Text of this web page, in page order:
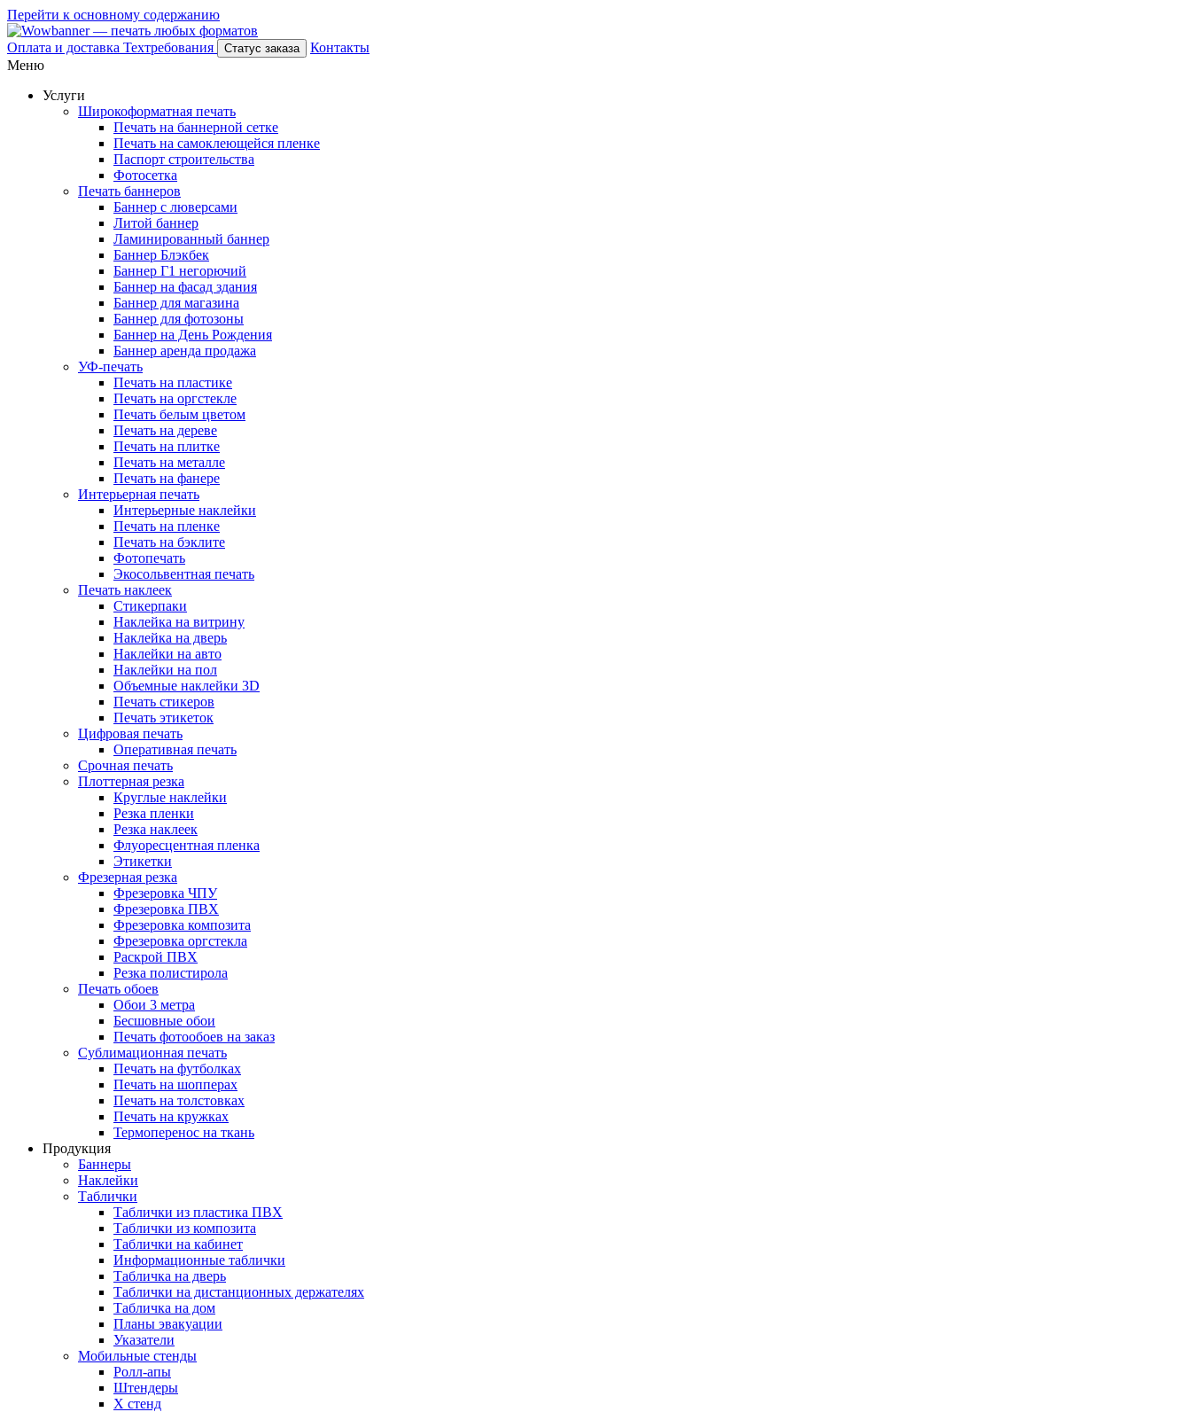
Перейти к основному содержанию
Оплата и доставка Техтребования Статус заказа
Контакты
Меню
Услуги
Широкоформатная печать
Печать на баннерной сетке
Печать на самоклеющейся пленке
Паспорт строительства
Фотосетка
Печать баннеров
Баннер с люверсами
Литой баннер
Ламинированный баннер
Баннер Блэкбек
Баннер Г1 негорючий
Баннер на фасад здания
Баннер для магазина
Баннер для фотозоны
Баннер на День Рождения
Баннер аренда продажа
УФ-печать
Печать на пластике
Печать на оргстекле
Печать белым цветом
Печать на дереве
Печать на плитке
Печать на металле
Печать на фанере
Интерьерная печать
Интерьерные наклейки
Печать на пленке
Печать на бэклите
Фотопечать
Экосольвентная печать
Печать наклеек
Стикерпаки
Наклейка на витрину
Наклейка на дверь
Наклейки на авто
Наклейки на пол
Объемные наклейки 3D
Печать стикеров
Печать этикеток
Цифровая печать
Оперативная печать
Срочная печать
Плоттерная резка
Круглые наклейки
Резка пленки
Резка наклеек
Флуоресцентная пленка
Этикетки
Фрезерная резка
Фрезеровка ЧПУ
Фрезеровка ПВХ
Фрезеровка композита
Фрезеровка оргстекла
Раскрой ПВХ
Резка полистирола
Печать обоев
Обои 3 метра
Бесшовные обои
Печать фотообоев на заказ
Сублимационная печать
Печать на футболках
Печать на шопперах
Печать на толстовках
Печать на кружках
Термоперенос на ткань
Продукция
Баннеры
Наклейки
Таблички
Таблички из пластика ПВХ
Таблички из композита
Таблички на кабинет
Информационные таблички
Табличка на дверь
Таблички на дистанционных держателях
Табличка на дом
Планы эвакуации
Указатели
Мобильные стенды
Ролл-апы
Штендеры
Х стенд